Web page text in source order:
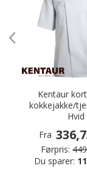
Kentaur
kokkejakke/
Hvid
Fra
Førpris:
Du sparer: